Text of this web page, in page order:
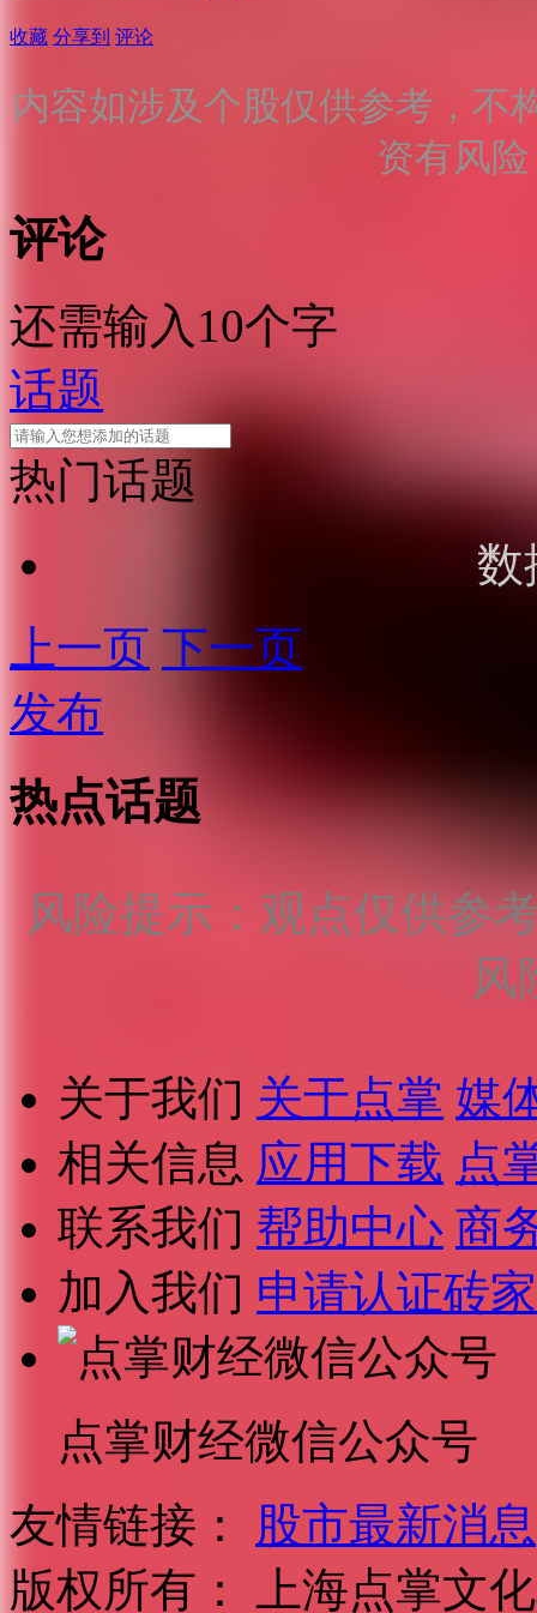
收藏 分享到 评论
内容如涉及个股仅供参考，不
资有风
评论
还需输入10个字
话题
热门话题
数
上一页 下一页
发布
热点话题
风险提示：观点仅供参
风
关于我们 关于点掌 媒
相关信息 应用下载 点
联系我们 帮助中心 商
加入我们 申请认证砖家
点掌财经微信公众号
友情链接：
股市最新消息
版权所有：
上海点掌文